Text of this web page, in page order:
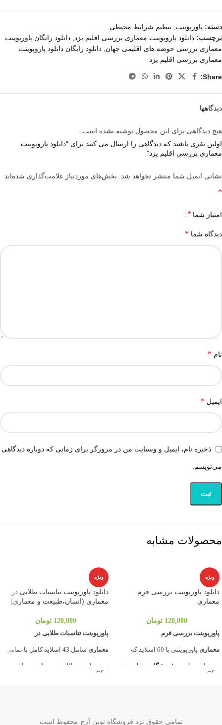
دسته: پاورپوینت تنظیم شرایط محیطی
برچسب: دانلود پاروپوینت معماری بررسی اقلیم یزد
دانلود رایگان پاورپوینت
معماری بررسی حوضه های اقلیمی جهان دانلود رایگان دانلود پاروپوینت
معماری بررسی اقلیم یزد
Share:
دیدگاهها
هیچ دیدگاهی برای این محصول نوشته نشده است.
اولین نفری باشید که دیدگاهی را ارسال می کنید برای “دانلود پاروپوینت
معماری بررسی اقلیم یزد”
نشانی ایمیل شما منتشر نخواهد شد. بخش‌های موردنیاز علامت‌گذاری شده‌اند
*
امتیاز شما *
دیدگاه شما *
نام *
ایمیل *
ذخیره نام، ایمیل و وبسایت من در مرورگر برای زمانی که دوباره دیدگاهی
می‌نویسم.
محصولات مشابه
ویژه
دانلود پاورپوینت بررسی فرم
معماری
120,000 تومان
پاورپوینت بررسی فرم
معماری پاورپوینتی با 60 اسلاید که
توسط وبسایت و فروشگاه معماری نوین
و بازدهی فضای معماری و همچنین دیگر
ویژه
دانلود پاورپوینت تناسبات طلایی در
معماری (انسان،طبیعت و معماری)
120,000 تومان
پاورپوینت تناسبات طلایی در
معماری شامل 43 اسلاید کامل با تمامی
توضیحات ومطالب مربوطه می باشد.وب
دروس دانشگاهی درتمامی مقاطع
تمامی حقوق نزد فروشگاه نوین آرچ محفوظ است